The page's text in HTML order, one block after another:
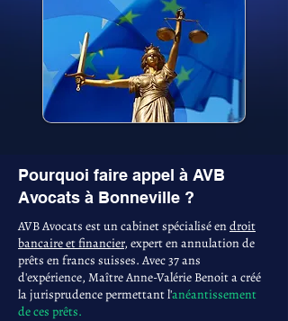
Pourquoi faire appel à AVB
Avocats à Bonneville ?
AVB Avocats est un cabinet spécialisé endroit
bancaire et financier, expert en annulation de
prêts en francs suisses. Avec 37 ans
d'expérience, Maître Anne-Valérie Benoit a créé
la jurisprudence permettant l'anéantissement
de ces prêts.